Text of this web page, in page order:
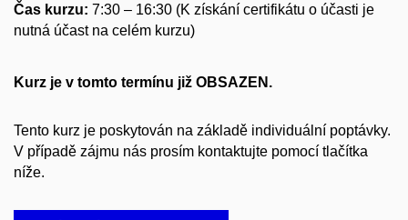
Čas kurzu: 7:30 – 16:30 (K získání certifikátu o účasti je
nutná účast na celém kurzu)
Kurz je v tomto termínu již OBSAZEN.
Tento kurz je poskytován na základě individuální poptávky.
V případě zájmu nás prosím kontaktujte pomocí tlačítka
níže.